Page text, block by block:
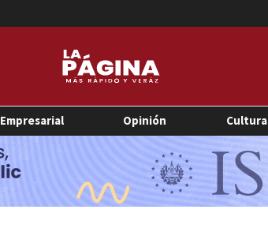
Empresarial Opinión Cultura